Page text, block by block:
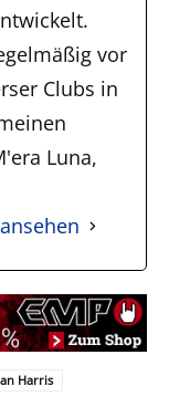
vor
Clubs in
Luna,
Harris